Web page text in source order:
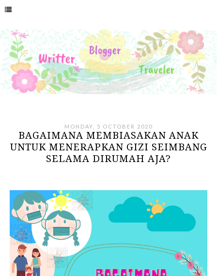
MONDAY, 5 OCTOBER 2020
BAGAIMANA MEMBIASAKAN ANAK
UNTUK MENERAPKAN GIZI SEIMBANG
SELAMA DIRUMAH AJA?